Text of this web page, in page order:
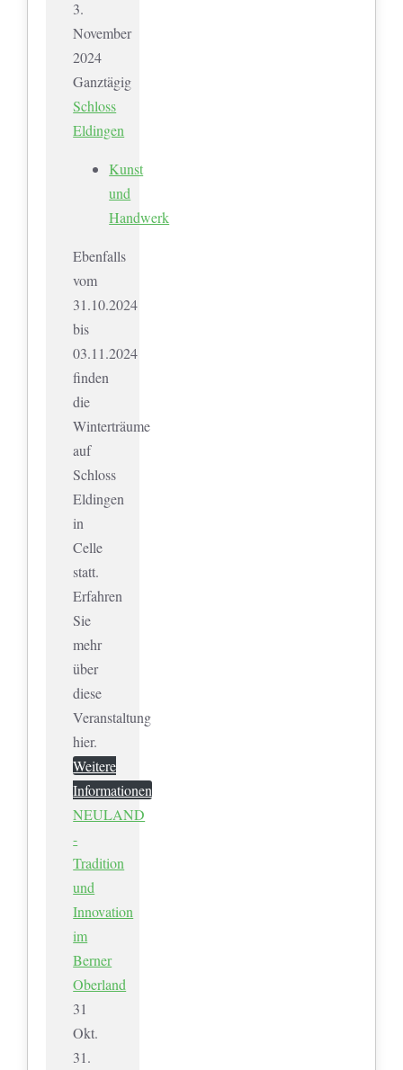
3.
November
2024
Ganztägig
Schloss
Eldingen
Kunst
und
Handwerk
Ebenfalls
vom
31.10.2024
bis
03.11.2024
finden
die
Winterträume
auf
Schloss
Eldingen
in
Celle
statt.
Erfahren
Sie
mehr
über
diese
Veranstaltung
hier.
Weitere
Informationen
NEULAND
-
Tradition
und
Innovation
im
Berner
Oberland
31
Okt.
31.